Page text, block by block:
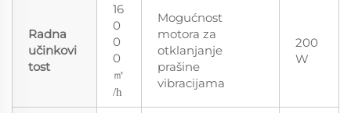
Radna
učinkovi
tost
16
0
0
0
㎡
/h
Mogućnost
motora za
otklanjanje
prašine
vibracijama
200
W